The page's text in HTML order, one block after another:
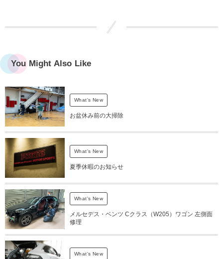
You Might Also Like
What's New
お盆休み前の大掃除
What's New
夏季休暇のお知らせ
What's New
メルセデス・ベンツ Cクラス（W205）ワゴン 左側面
修理
What's New